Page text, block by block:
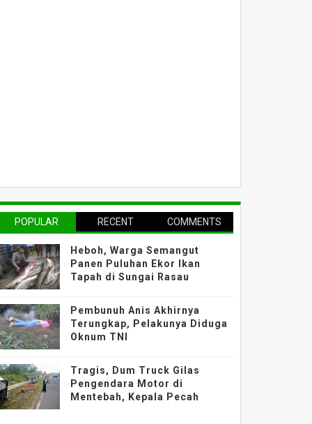
POPULAR RECENT COMMENTS
Heboh, Warga Semangut
Panen Puluhan Ekor Ikan
Tapah di Sungai Rasau
Pembunuh Anis Akhirnya
Terungkap, Pelakunya Diduga
Oknum TNI
Tragis, Dum Truck Gilas
Pengendara Motor di
Mentebah, Kepala Pecah